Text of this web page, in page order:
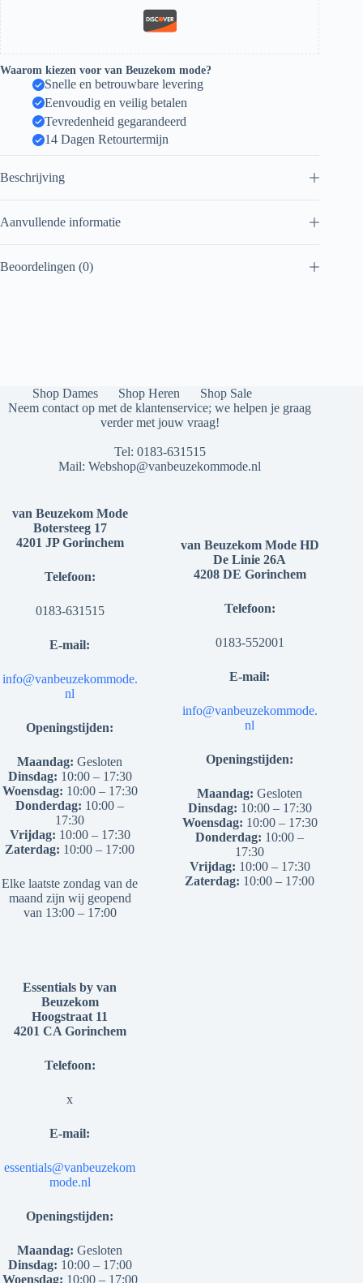
Waarom kiezen voor van Beuzekom mode?
Snelle en betrouwbare levering
Eenvoudig en veilig betalen
Tevredenheid gegarandeerd
14 Dagen Retourtermijn
Beschrijving
Aanvullende informatie
Beoordelingen (0)
Shop Dames Shop Heren
Shop Sale
Neem contact op met de klantenservice; we helpen je graag
verder met jouw vraag!
Tel: 0183-631515
Mail:Webshop@vanbeuzekommode.nl
van Beuzekom Mode
Botersteeg 17
4201 JP Gorinchem
Telefoon:
0183-631515
E-mail:
info@vanbeuzekommode.
nl
Openingstijden:
Maandag: Gesloten
Dinsdag: 10:00 – 17:30
Woensdag: 10:00 – 17:30
Donderdag: 10:00 –
17:30
Vrijdag: 10:00 – 17:30
Zaterdag: 10:00 – 17:00
Elke laatste zondag van de
maand zijn wij geopend
van 13:00 – 17:00
van Beuzekom Mode HD
De Linie 26A
4208 DE Gorinchem
Telefoon:
0183-552001
E-mail:
info@vanbeuzekommode.
nl
Openingstijden:
Maandag: Gesloten
Dinsdag: 10:00 – 17:30
Woensdag: 10:00 – 17:30
Donderdag: 10:00 –
17:30
Vrijdag: 10:00 – 17:30
Zaterdag: 10:00 – 17:00
Essentials by van
Beuzekom
Hoogstraat 11
4201 CA Gorinchem
Telefoon:
x
E-mail:
essentials@vanbeuzekom
mode.nl
Openingstijden:
Maandag: Gesloten
Dinsdag: 10:00 – 17:00
Woensdag: 10:00 – 17:00